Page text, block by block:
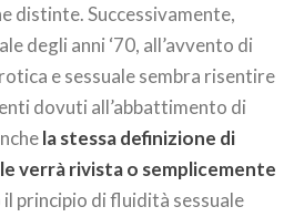
distinte. Successivamente,
degli anni ‘70, all’avvento di
e sessuale sembra risentire
dovuti all’abbattimento di
la stessa definizione di
verrà rivista o semplicemente
il principio di fluidità sessuale